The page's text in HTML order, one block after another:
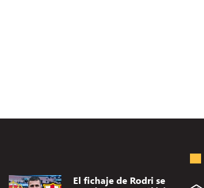
El fichaje de Rodri se